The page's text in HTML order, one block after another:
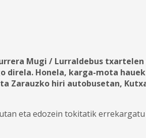
Mugi / Lurraldebus txartelen
direla. Honela, karga-mota
Zarauzko hiri autobusetan,
eta edozein tokitatik